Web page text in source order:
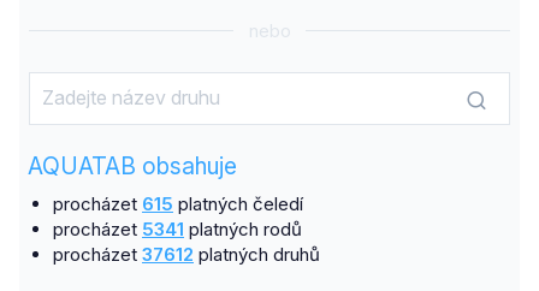
nebo
AQUATAB obsahuje
procházet 615 platných čeledí
procházet 5341 platných rodů
procházet 37612 platných druhů